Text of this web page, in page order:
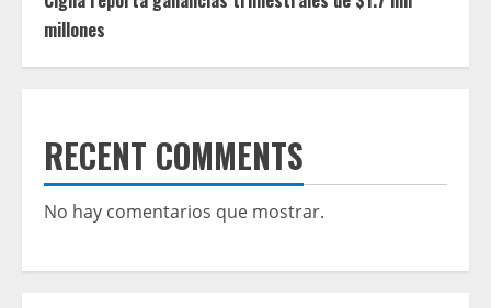
millones
RECENT COMMENTS
No hay comentarios que mostrar.